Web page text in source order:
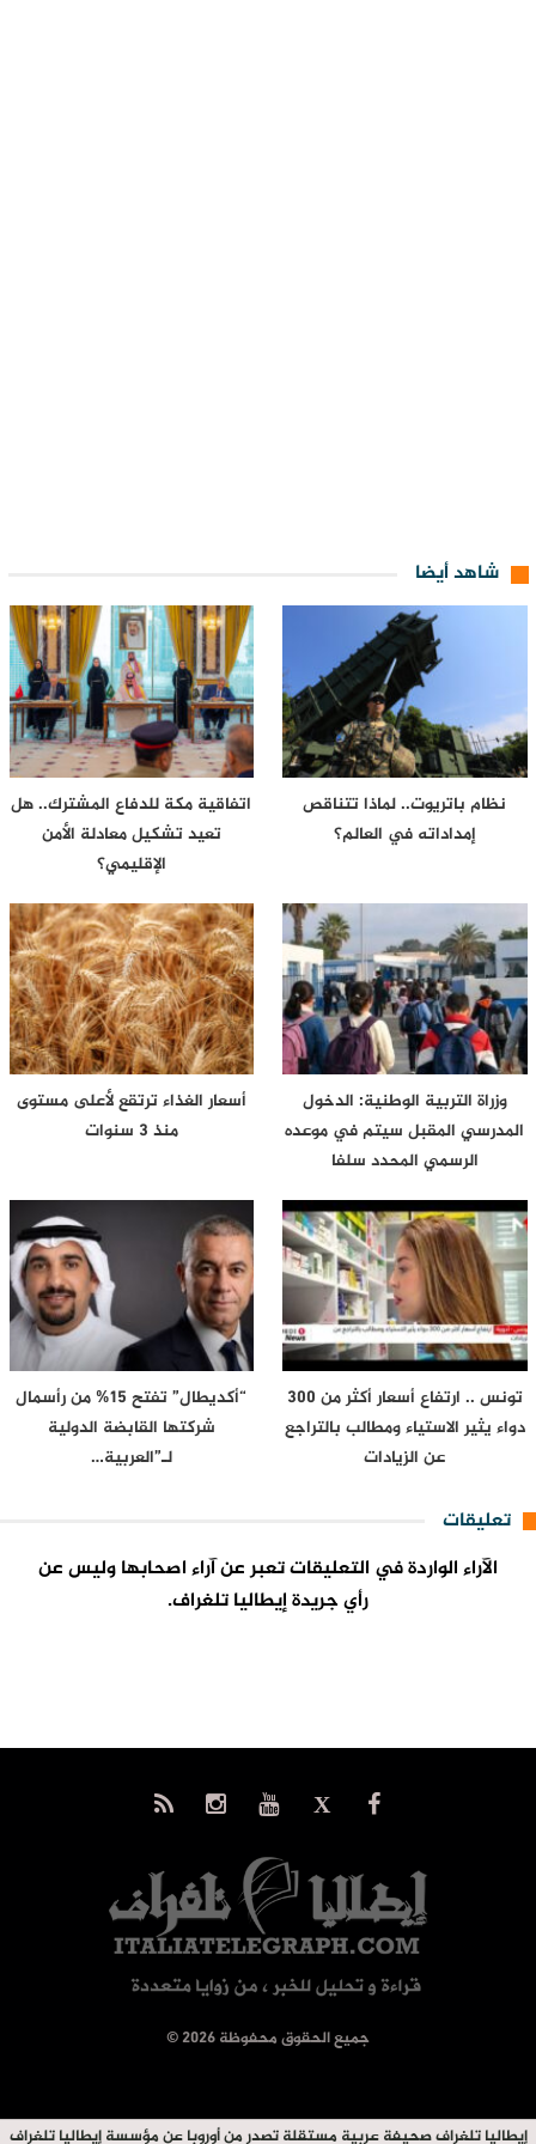
شاهد أيضا
نظام باتريوت.. لماذا تتناقص
إمداداته في العالم؟
اتفاقية مكة للدفاع المشترك.. هل
تعيد تشكيل معادلة الأمن
الإقليمي؟
وزراة التربية الوطنية: الدخول
المدرسي المقبل سیتم في موعده
الرسمي المحدد سلفا
أسعار الغذاء ترتقع لأعلى مستوى
منذ 3 سنوات
تونس .. ارتفاع أسعار أكثر من 300
دواء يثير الاستياء ومطالب بالتراجع
عن الزيادات
“أكديطال” تفتح 15% من رأسمال
شركتها القابضة الدولية
لـ”العربية…
تعليقات
الآراء الواردة في التعليقات تعبر عن آراء اصحابها وليس عن
رأي جريدة إيطاليا تلغراف.
© جميع الحقوق محفوظة 2026
إيطاليا تلغراف صحيفة عربية مستقلة تصدر من أوروبا عن مؤسسة إيطاليا تلغراف